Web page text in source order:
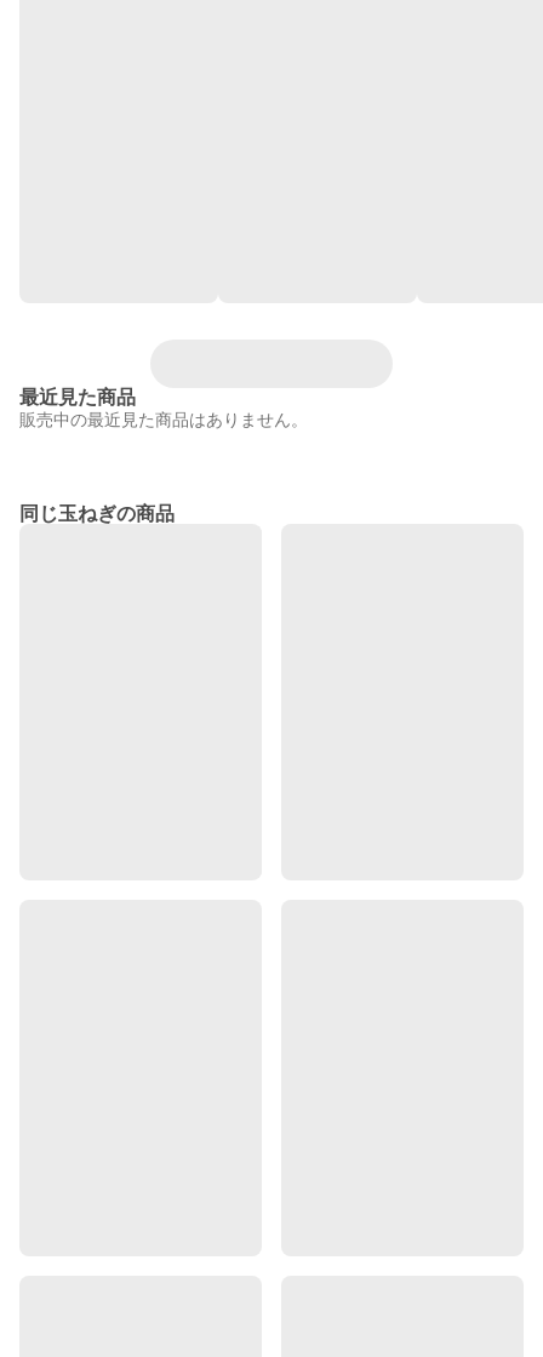
最近見た商品
販売中の最近見た商品はありません。
同じ玉ねぎの商品